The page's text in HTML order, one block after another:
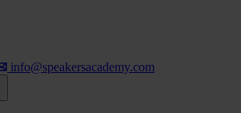
info@speakersacademy.com